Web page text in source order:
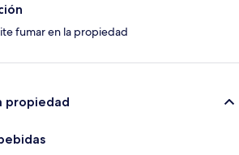
fumar en la propiedad
propiedad